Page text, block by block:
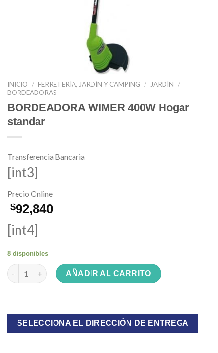
INICIO / FERRETERÍA, JARDÍN Y CAMPING / JARDÍN
/
BORDEADORAS
BORDEADORA WIMER 400W Hogar
standar
Transferencia Bancaria
[int3]
Precio Online
$92,840
[int4]
8 disponibles
BORDEADORA WIMER 400W Hogar standar cantidad
AÑADIR AL CARRITO
SELECCIONA EL DIRECCIÓN DE ENTREGA